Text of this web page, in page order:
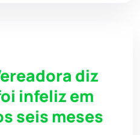
diz
infeliz em
seis meses